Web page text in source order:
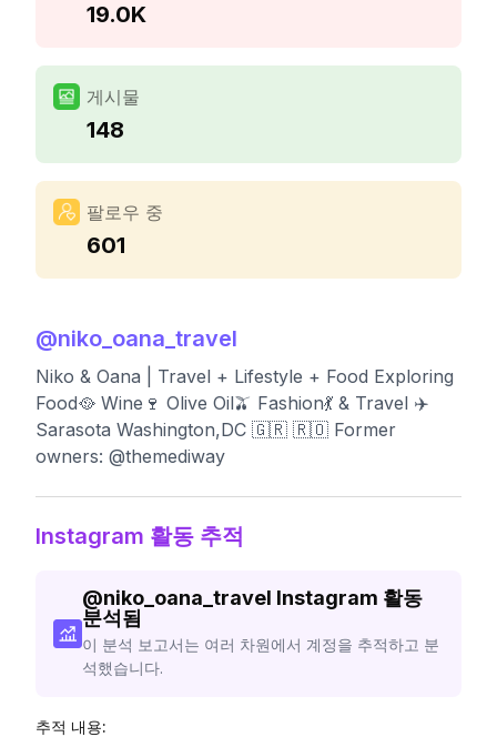
19.0K
게시물
148
팔로우 중
601
@niko_oana_travel
Niko & Oana | Travel + Lifestyle + Food Exploring
Food🥘 Wine🍷 Olive Oil🫒 Fashion💃 & Travel ✈️
Sarasota Washington,DC 🇬🇷 🇷🇴 Former
owners: @themediway
Instagram 활동 추적
@niko_oana_travel Instagram 활동
분석됨
이 분석 보고서는 여러 차원에서 계정을 추적하고 분
석했습니다.
추적 내용: